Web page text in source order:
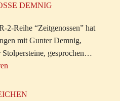
DEMNIG
2-Reihe “Zeitgenossen” hat
mit Gunter Demnig,
Stolpersteine, gesprochen…